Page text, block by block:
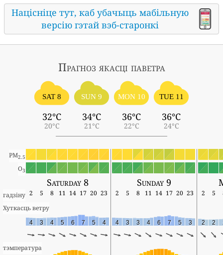
Націсніце тут, каб убачыць мабільную
версію гэтай вэб-старонкі
Прагноз якасці паветра
SAT 8
32°C
20°C
SUN 9
34°C
21°C
MON 10
36°C
22°C
TUE 11
36°C
24°C
PM2.5
O3
Saturday 8 Sunday 9
гадзіну 2 5 8 11 14 17 20 23 2 5 8 11 14 17 20 23 2 5
Хуткасць ветру
4 3 4 5 6 7 5 4 4 3 3 4 6 7 5 3 2 2
тэмпература